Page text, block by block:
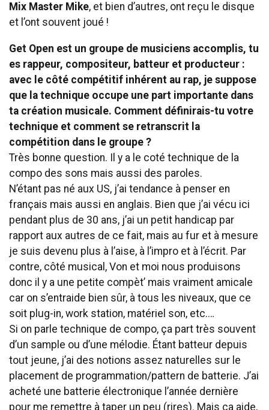
Mix Master Mike, et bien d’autres, ont reçu le disque
et l’ont souvent joué !
Get Open est un groupe de musiciens accomplis, tu
es rappeur, compositeur, batteur et producteur :
avec le côté compétitif inhérent au rap, je suppose
que la technique occupe une part importante dans
ta création musicale. Comment définirais-tu votre
technique et comment se retranscrit la
compétition dans le groupe ?
Très bonne question. Il y a le coté technique de la
compo des sons mais aussi des paroles.
N’étant pas né aux US, j’ai tendance à penser en
français mais aussi en anglais. Bien que j’ai vécu ici
pendant plus de 30 ans, j’ai un petit handicap par
rapport aux autres de ce fait, mais au fur et à mesure
je suis devenu plus à l’aise, à l’impro et à l’écrit. Par
contre, côté musical, Von et moi nous produisons
donc il y a une petite compèt’ mais vraiment amicale
car on s’entraide bien sûr, à tous les niveaux, que ce
soit plug-in, work station, matériel son, etc.…
Si on parle technique de compo, ça part très souvent
d’un sample ou d’une mélodie. Étant batteur depuis
tout jeune, j’ai des notions assez naturelles sur le
placement de programmation/pattern de batterie. J’ai
acheté une batterie électronique l’année dernière
pour me remettre à taper un peu (rires). Mais ça aide,